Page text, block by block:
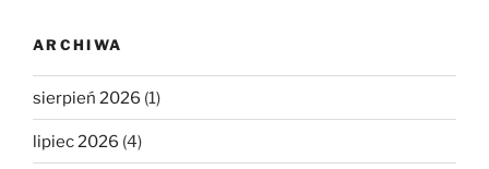
ARCHIWA
sierpień 2026 (1)
lipiec 2026 (4)